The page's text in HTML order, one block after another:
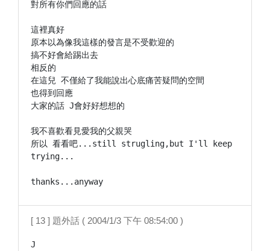
對所有你們回應的話
這裡真好
原本以為像我這樣的發言是不受歡迎的
搞不好會給踢出去
相反的
在這兒 不僅給了我能說出心底痛苦疑問的空間
也得到回應
大家的話 J會好好想想的
我不喜歡看見愛我的父親哭
所以 看看吧...still strugling,but I'll keep
trying...
[ 13 ] 題外話 ( 2004/1/3 下午 08:54:00 )
J